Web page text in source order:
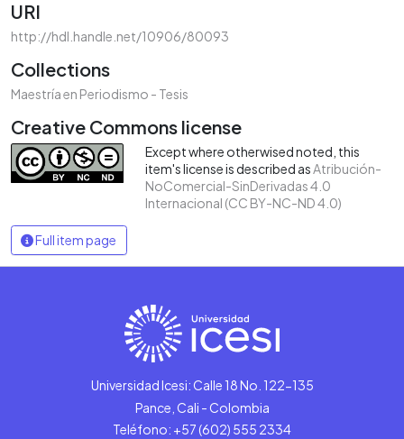
URI
http://hdl.handle.net/10906/80093
Collections
Maestría en Periodismo - Tesis
Creative Commons license
Except where otherwised noted, this
item's license is described asAtribución-
NoComercial-SinDerivadas 4.0
Internacional (CC BY-NC-ND 4.0)
Full item page
Universidad Icesi: Calle 18 No. 122-135
Pance, Cali - Colombia
Teléfono: +57 (602) 555 2334